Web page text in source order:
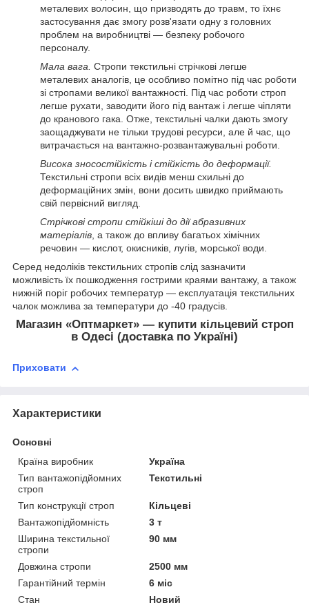
металевих волосин, що призводять до травм, то їхнє
застосування дає змогу розв'язати одну з головних
проблем на виробництві — безпеку робочого
персоналу.
Мала вага. Стропи текстильні стрічкові легше
металевих аналогів, це особливо помітно під час роботи
зі стропами великої вантажності. Під час роботи строп
легше рухати, заводити його під вантаж і легше чіпляти
до кранового гака. Отже, текстильні чалки дають змогу
заощаджувати не тільки трудові ресурси, але й час, що
витрачається на вантажно-розвантажувальні роботи.
Висока зносостійкість і стійкість до деформації.
Текстильні стропи всіх видів менш схильні до
деформаційних змін, вони досить швидко приймають
свій первісний вигляд.
Стрічкові стропи стійкіші до дії абразивних
матеріалів , а також до впливу багатьох хімічних
речовин — кислот, окисників, лугів, морської води.
Серед недоліків текстильних стропів слід зазначити
можливість їх пошкодження гострими краями вантажу, а також
нижній поріг робочих температур — експлуатація текстильних
чалок можлива за температури до -40 градусів.
Магазин «Оптмаркет» — купити кільцевий строп
в Одесі (доставка по Україні)
Приховати
Характеристики
Основні
Країна виробник
Україна
Тип вантажопідйомних
строп
Текстильні
Тип конструкції строп
Кільцеві
Вантажопідйомність
3 т
Ширина текстильної
стропи
90 мм
Довжина стропи
2500 мм
Гарантійний термін
6 міс
Стан
Новий